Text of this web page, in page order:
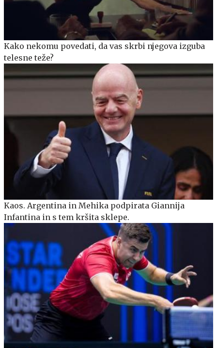
Kako nekomu povedati, da vas skrbi njegova izguba
telesne teže?
Kaos. Argentina in Mehika podpirata Giannija
Infantina in s tem kršita sklepe.